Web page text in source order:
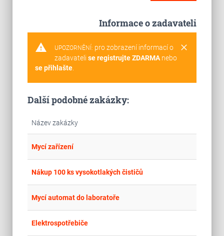
Informace o zadavateli
warning clear
UPOZORNĚNÍ: pro zobrazení informací o
zadavateli se registrujte ZDARMAnebo
se přihlašte.
Další podobné zakázky:
Název zakázky
Mycí zařízení
Nákup 100 ks vysokotlakých čističů
Mycí automat do laboratoře
Elektrospotřebiče